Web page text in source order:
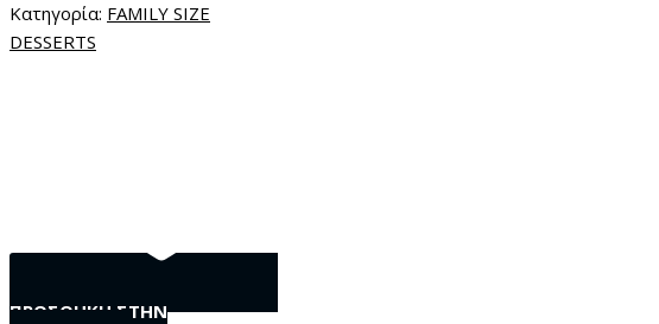
Κατηγορία: FAMILY SIZE
DESSERTS
ΠΡΟΣΘΗΚΗ ΣΤΗΝ